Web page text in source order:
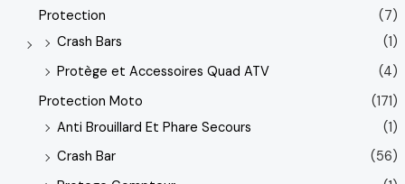
Protection
(7)
Crash Bars
(1)
Protège et Accessoires Quad ATV
(4)
Protection Moto
(171)
Anti Brouillard Et Phare Secours
(1)
Crash Bar
(56)